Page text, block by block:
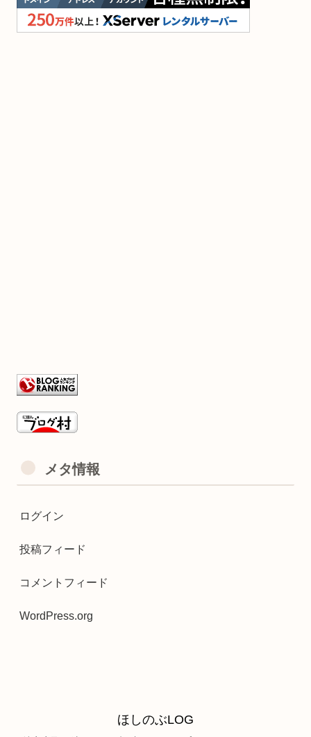
メタ情報
ログイン
投稿フィード
コメントフィード
WordPress.org
ほしのぶLOG